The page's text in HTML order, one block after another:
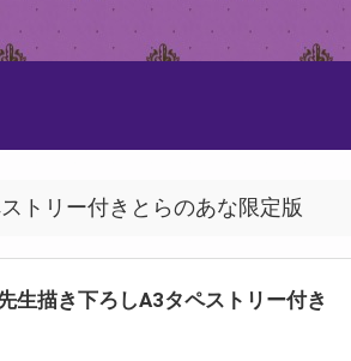
トリー付きとらのあな限定版
生描き下ろしA3タペストリー付き